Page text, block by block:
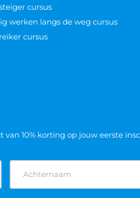
3140 moeten alle elektrische
gekeurd worden. Deze